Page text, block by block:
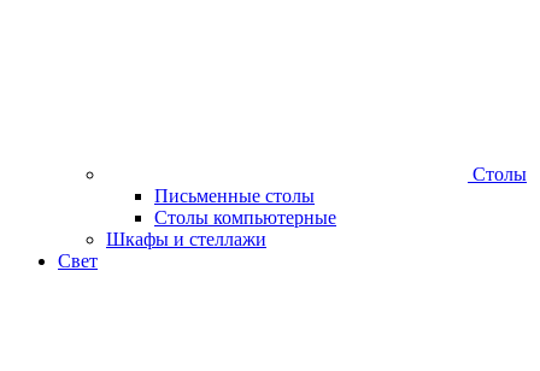
Столы
Письменные столы
Столы компьютерные
Шкафы и стеллажи
Свет